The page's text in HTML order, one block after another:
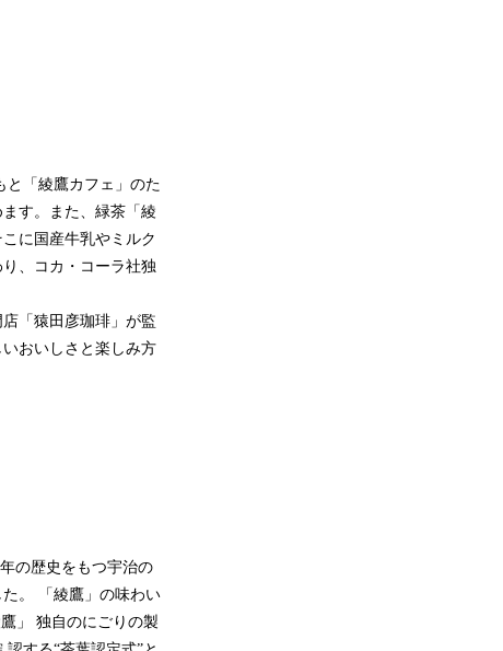
と「綾鷹カフェ」のた
す。また、緑茶「綾
に国産牛乳やミルク
、コカ・コーラ社独
「猿田彦珈琲」が監
おいしさと楽しみ方
の歴史をもつ宇治の
。 「綾鷹」の味わい
」 独自のにごりの製